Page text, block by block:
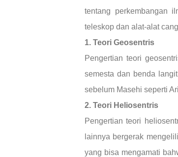
tentang perkembangan
teleskop dan alat-alat
1. Teori Geosentris
Pengertian teori
semesta dan benda
sebelum Masehi seperti
2. Teori Heliosentris
Pengertian teori
lainnya bergerak
yang bisa mengamati